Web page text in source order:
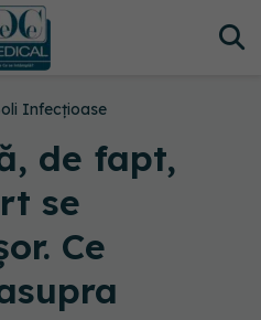
Infecțioase
de fapt,
se
Ce